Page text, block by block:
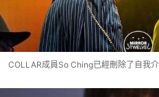
COLLAR成員So Ching已經刪除了自我